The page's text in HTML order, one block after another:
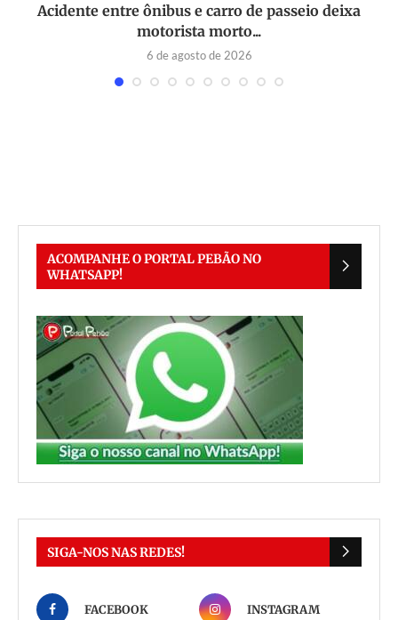
Acidente entre ônibus e carro de passeio deixa
motorista morto...
6 de agosto de 2026
ACOMPANHE O PORTAL PEBÃO NO
WHATSAPP!
SIGA-NOS NAS REDES!
FACEBOOK INSTAGRAM